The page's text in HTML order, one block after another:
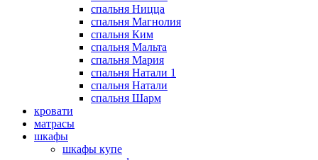
спальня Ницца
спальня Магнолия
спальня Ким
спальня Мальта
спальня Мария
спальня Натали 1
спальня Натали
спальня Шарм
кровати
матрасы
шкафы
шкафы купе